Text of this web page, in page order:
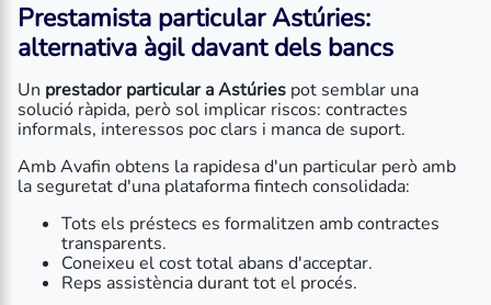
Prestamista particular Astúries:
alternativa àgil davant dels bancs
Un prestador particular a Astúries pot semblar una
solució ràpida, però sol implicar riscos: contractes
informals, interessos poc clars i manca de suport.
Amb Avafin obtens la rapidesa d'un particular però amb
la seguretat d'una plataforma fintech consolidada:
Tots els préstecs es formalitzen amb contractes
transparents.
Coneixeu el cost total abans d'acceptar.
Reps assistència durant tot el procés.